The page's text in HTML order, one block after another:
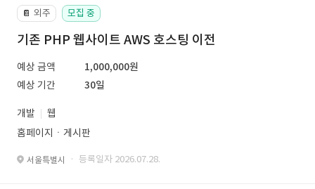
📔 외주 모집 중
기존 PHP 웹사이트 AWS 호스팅 이전
예상 금액
1,000,000원
예상 기간
30일
개발
웹
홈페이지ㆍ게시판
서울특별시 · 등록일자 2026.07.28.